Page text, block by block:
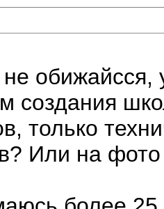
обижайсся,
создания
только
Или на